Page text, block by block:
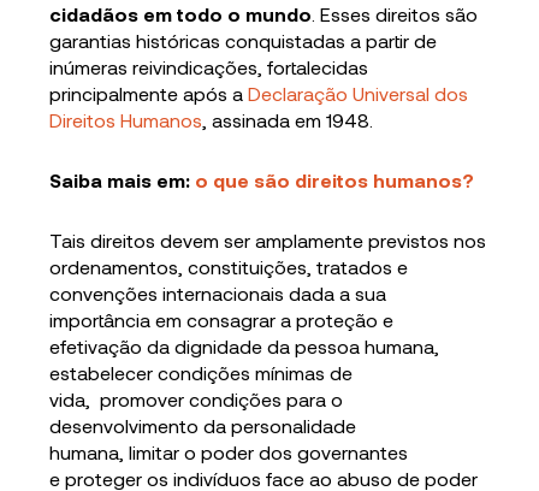
cidadãos em todo o mundo . Esses direitos são
garantias históricas conquistadas a partir de
inúmeras reivindicações, fortalecidas
principalmente após aDeclaração Universal dos
Direitos Humanos , assinada em 1948.
Saiba mais em: o que são direitos humanos?
Tais direitos devem ser amplamente previstos nos
ordenamentos, constituições, tratados e
convenções internacionais dada a sua
importância em consagrar a proteção e
efetivação da dignidade da pessoa humana,
estabelecer condições mínimas de
vida, promover condições para o
desenvolvimento da personalidade
humana, limitar o poder dos governantes
e proteger os indivíduos face ao abuso de poder